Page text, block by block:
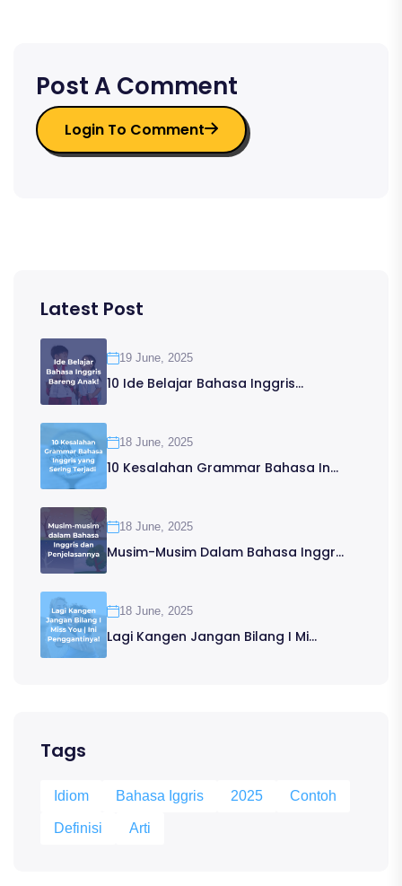
Post A Comment
Login To Comment
Latest Post
19 June, 2025
10 Ide Belajar Bahasa Inggris...
18 June, 2025
10 Kesalahan Grammar Bahasa In...
18 June, 2025
Musim-Musim Dalam Bahasa Inggr...
18 June, 2025
Lagi Kangen Jangan Bilang I Mi...
Tags
Idiom Bahasa Iggris 2025 Contoh
Definisi Arti